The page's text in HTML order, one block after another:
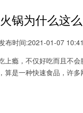
锅为什么这
布时间:2021-01-07 10:41
上瘾，不仅好吃而且不
算是一种快速食品，许